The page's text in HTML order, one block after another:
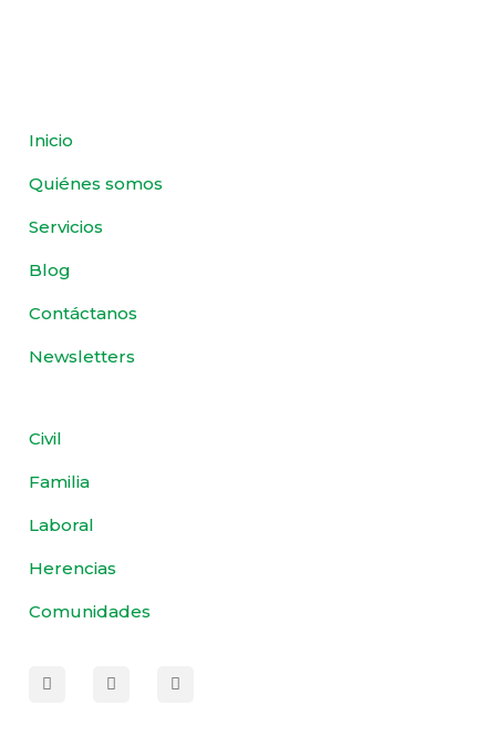
Inicio
Quiénes somos
Servicios
Blog
Contáctanos
Newsletters
Civil
Familia
Laboral
Herencias
Comunidades